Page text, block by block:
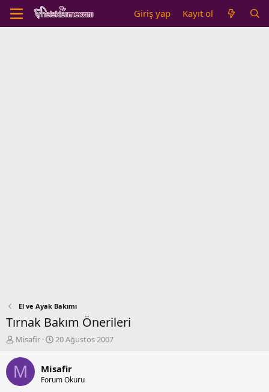
Giriş yap Kayıt ol
El ve Ayak Bakımı
Tırnak Bakım Önerileri
K
n
b
Misafir
B
l
a
20 Ağustos 2007
M Misafir
Forum Okuru